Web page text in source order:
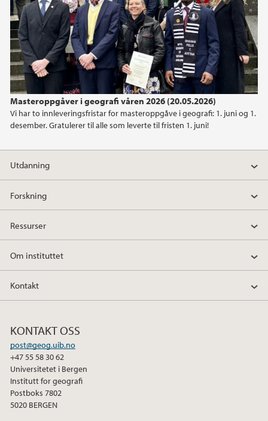
Masteroppgåver i geografi våren 2026 (20.05.2026)
Vi har to innleveringsfristar for masteroppgåve i geografi: 1. juni og 1.
desember. Gratulerer til alle som leverte til fristen 1. juni!
2017
2016
2015
2014
2013
2012
2011
2009
Utdanning
Forskning
Ressurser
Om instituttet
Kontakt
KONTAKT OSS
post@geog.uib.no
+47 55 58 30 62
Universitetet i Bergen
Institutt for geografi
Postboks 7802
5020 BERGEN